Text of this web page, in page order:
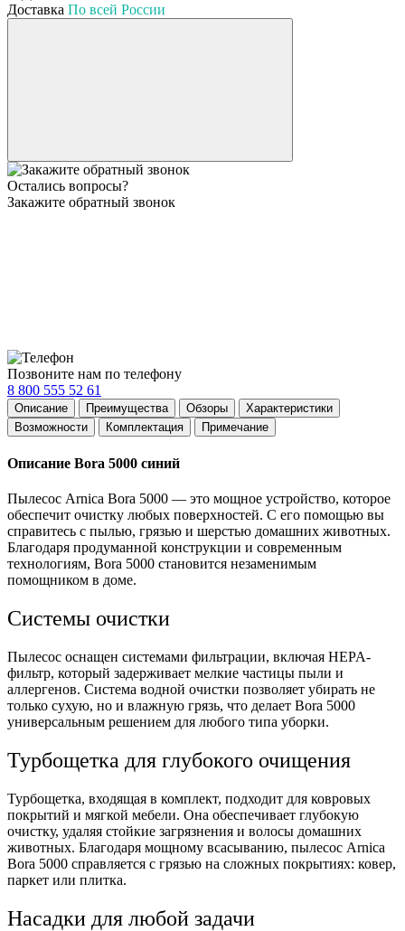
Доставка По всей России
Остались вопросы?
Закажите обратный звонок
Позвоните нам по телефону
8 800 555 52 61
Описание Преимущества Обзоры
Характеристики
Возможности
Комплектация Примечание
Описание Bora 5000 синий
Пылесос Arnica Bora 5000 — это мощное устройство, которое
обеспечит очистку любых поверхностей. С его помощью вы
справитесь с пылью, грязью и шерстью домашних животных.
Благодаря продуманной конструкции и современным
технологиям, Bora 5000 становится незаменимым
помощником в доме.
Системы очистки
Пылесос оснащен системами фильтрации, включая HEPA-
фильтр, который задерживает мелкие частицы пыли и
аллергенов. Система водной очистки позволяет убирать не
только сухую, но и влажную грязь, что делает Bora 5000
универсальным решением для любого типа уборки.
Турбощетка для глубокого очищения
Турбощетка, входящая в комплект, подходит для ковровых
покрытий и мягкой мебели. Она обеспечивает глубокую
очистку, удаляя стойкие загрязнения и волосы домашних
животных. Благодаря мощному всасыванию, пылесос Arnica
Bora 5000 справляется с грязью на сложных покрытиях: ковер,
паркет или плитка.
Насадки для любой задачи